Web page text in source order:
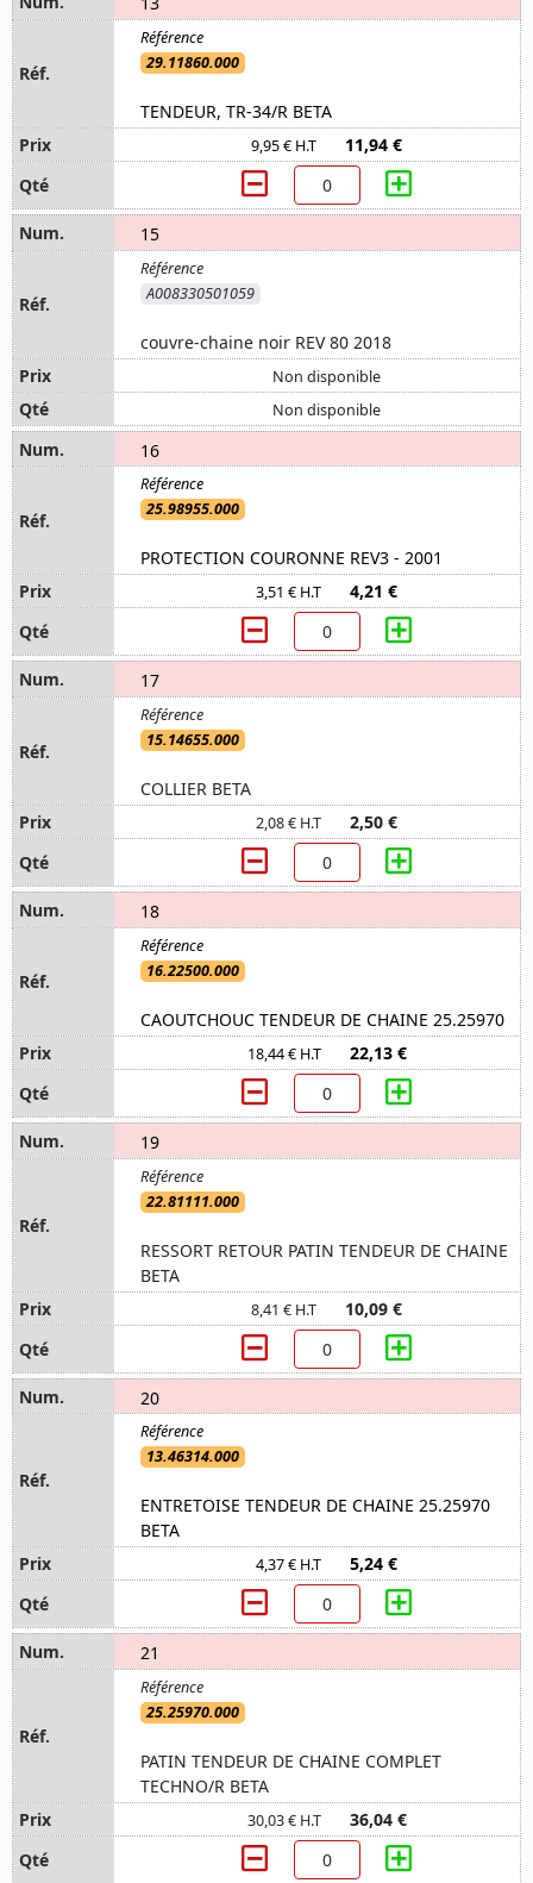
29.11860.000
TENDEUR, TR-34/R BETA
9,95 € H.T 11,94 €
15
A008330501059
couvre-chaine noir REV 80 2018
Non disponible
Non disponible
16
25.98955.000
PROTECTION COURONNE REV3 - 2001
3,51 € H.T 4,21 €
17
15.14655.000
COLLIER BETA
2,08 € H.T 2,50 €
18
16.22500.000
CAOUTCHOUC TENDEUR DE CHAINE 25.25970
18,44 € H.T 22,13 €
19
22.81111.000
RESSORT RETOUR PATIN TENDEUR DE CHAINE
BETA
8,41 € H.T 10,09 €
20
13.46314.000
ENTRETOISE TENDEUR DE CHAINE 25.25970
BETA
4,37 € H.T 5,24 €
21
25.25970.000
PATIN TENDEUR DE CHAINE COMPLET
TECHNO/R BETA
30,03 € H.T 36,04 €